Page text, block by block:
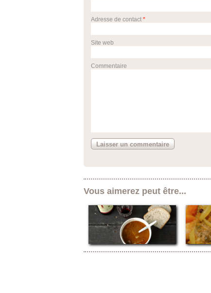
Adresse de contact *
Site web
Commentaire
Vous aimerez peut être...